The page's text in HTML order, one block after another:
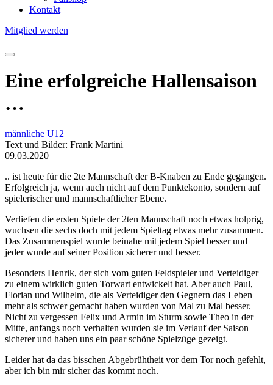
Kontakt
Mitglied werden
Eine erfolgreiche Hallensaison
…
männliche U12
Text und Bilder: Frank Martini
09.03.2020
.. ist heute für die 2te Mannschaft der B-Knaben zu Ende gegangen.
Erfolgreich ja, wenn auch nicht auf dem Punktekonto, sondern auf
spielerischer und mannschaftlicher Ebene.
Verliefen die ersten Spiele der 2ten Mannschaft noch etwas holprig,
wuchsen die sechs doch mit jedem Spieltag etwas mehr zusammen.
Das Zusammenspiel wurde beinahe mit jedem Spiel besser und
jeder wurde auf seiner Position sicherer und besser.
Besonders Henrik, der sich vom guten Feldspieler und Verteidiger
zu einem wirklich guten Torwart entwickelt hat. Aber auch Paul,
Florian und Wilhelm, die als Verteidiger den Gegnern das Leben
mehr als schwer gemacht haben wurden von Mal zu Mal besser.
Nicht zu vergessen Felix und Armin im Sturm sowie Theo in der
Mitte, anfangs noch verhalten wurden sie im Verlauf der Saison
sicherer und haben uns ein paar schöne Spielzüge gezeigt.
Leider hat da das bisschen Abgebrühtheit vor dem Tor noch gefehlt,
aber ich bin mir sicher das kommt noch.